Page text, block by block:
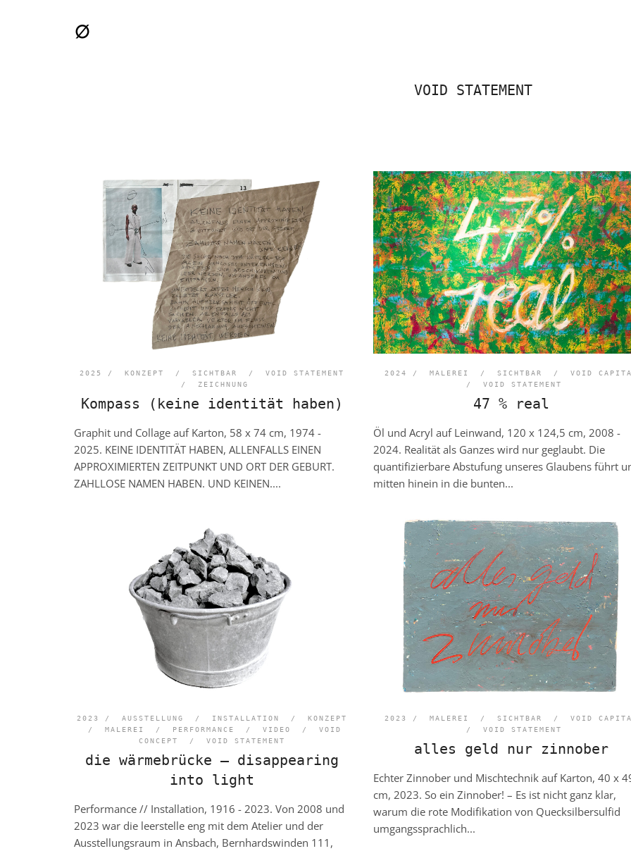
VOID STATEMENT
2025 / KONZEPT / SICHTBAR / VOID STATEMENT
/
ZEICHNUNG
Kompass (keine identität haben)
Graphit und Collage auf Karton, 58 x 74 cm, 1974 -
2025. KEINE IDENTITÄT HABEN, ALLENFALLS EINEN
APPROXIMIERTEN ZEITPUNKT UND ORT DER GEBURT.
ZAHLLOSE NAMEN HABEN. UND KEINEN....
2024 / MALEREI / SICHTBAR / VOID
/ VOID STATEMENT
47 % real
Öl und Acryl auf Leinwand, 120 x 124,5 cm, 2008 -
2024. Realität als Ganzes wird nur geglaubt. Die
quantifizierbare Abstufung unseres Glaubens führt
mitten hinein in die bunten...
2023 / AUSSTELLUNG / INSTALLATION / KONZEPT
/ MALEREI / PERFORMANCE / VIDEO / VOID
CONCEPT
/ VOID STATEMENT
die wärmebrücke – disappearing
into light
Performance // Installation, 1916 - 2023. Von 2008 und
2023 war die leerstelle eng mit dem Atelier und der
Ausstellungsraum in Ansbach, Bernhardswinden 111,
2023 / MALEREI / SICHTBAR / VOID
/ VOID STATEMENT
alles geld nur zinnober
Echter Zinnober und Mischtechnik auf Karton, 40 x
cm, 2023. So ein Zinnober! – Es ist nicht ganz klar,
warum die rote Modifikation von Quecksilbersulfid
umgangssprachlich...